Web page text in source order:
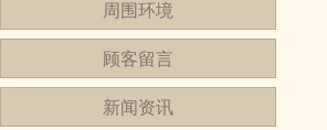
周围环境
顾客留言
新闻资讯